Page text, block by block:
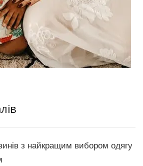
з найкращим вибором одягу